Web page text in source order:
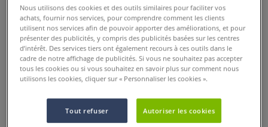
Classeur noir personalisable
Viquel
0 Commentaires
Nous utilisons des cookies et des outils similaires pour faciliter vos
achats, fournir nos services, pour comprendre comment les clients
utilisent nos services afin de pouvoir apporter des améliorations, et pour
présenter des publicités, y compris des publicités basées sur les centres
d’intérêt. Des services tiers ont également recours à ces outils dans le
cadre de notre affichage de publicités. Si vous ne souhaitez pas accepter
tous les cookies ou si vous souhaitez en savoir plus sur comment nous
utilisons les cookies, cliquer sur « Personnaliser les cookies ».
Tout refuser Autoriser les cookies